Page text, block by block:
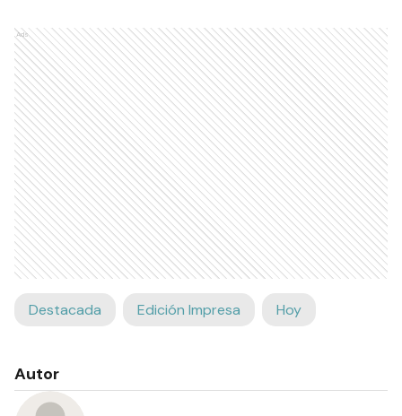
Ads
Destacada Edición Impresa Hoy
Autor